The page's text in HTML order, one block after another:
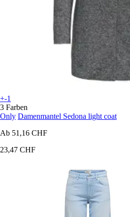
+-1
3 Farben
Only Damenmantel Sedona light coat
Ab 51,16 CHF
23,47 CHF